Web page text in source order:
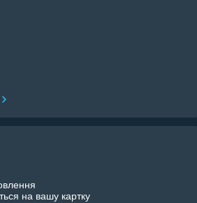
на вашу картку